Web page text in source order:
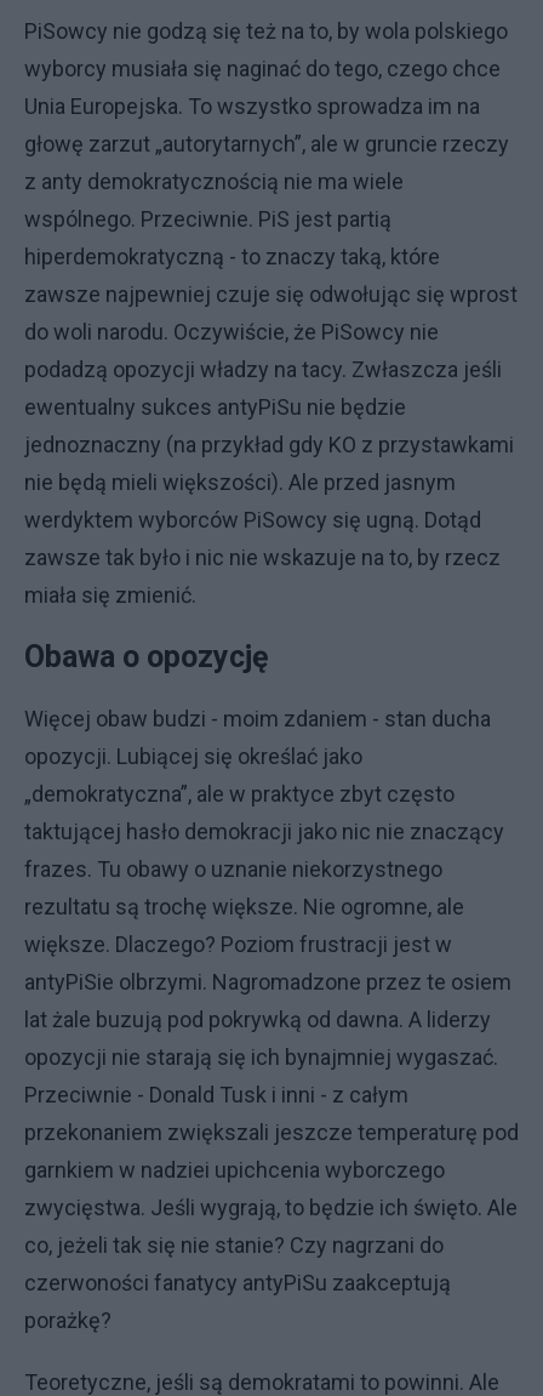
PiSowcy nie godzą się też na to, by wola polskiego
wyborcy musiała się naginać do tego, czego chce
Unia Europejska. To wszystko sprowadza im na
głowę zarzut „autorytarnych”, ale w gruncie rzeczy
z anty demokratycznością nie ma wiele
wspólnego. Przeciwnie. PiS jest partią
hiperdemokratyczną - to znaczy taką, które
zawsze najpewniej czuje się odwołując się wprost
do woli narodu. Oczywiście, że PiSowcy nie
podadzą opozycji władzy na tacy. Zwłaszcza jeśli
ewentualny sukces antyPiSu nie będzie
jednoznaczny (na przykład gdy KO z przystawkami
nie będą mieli większości). Ale przed jasnym
werdyktem wyborców PiSowcy się ugną. Dotąd
zawsze tak było i nic nie wskazuje na to, by rzecz
miała się zmienić.
Obawa o opozycję
Więcej obaw budzi - moim zdaniem - stan ducha
opozycji. Lubiącej się określać jako
„demokratyczna”, ale w praktyce zbyt często
taktującej hasło demokracji jako nic nie znaczący
frazes. Tu obawy o uznanie niekorzystnego
rezultatu są trochę większe. Nie ogromne, ale
większe. Dlaczego? Poziom frustracji jest w
antyPiSie olbrzymi. Nagromadzone przez te osiem
lat żale buzują pod pokrywką od dawna. A liderzy
opozycji nie starają się ich bynajmniej wygaszać.
Przeciwnie - Donald Tusk i inni - z całym
przekonaniem zwiększali jeszcze temperaturę pod
garnkiem w nadziei upichcenia wyborczego
zwycięstwa. Jeśli wygrają, to będzie ich święto. Ale
co, jeżeli tak się nie stanie? Czy nagrzani do
czerwoności fanatycy antyPiSu zaakceptują
porażkę?
Teoretyczne, jeśli są demokratami to powinni. Ale